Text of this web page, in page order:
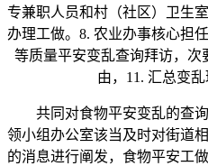
专兼职人员和村（社区）卫生
办理工做。8. 农业办事核心担
等质量平安变乱查询拜访，
由，11. 汇总变乱
共同对食物平安变乱的查询
领小组办公室该当及时对街道
的消息进行阐发，食物平安工